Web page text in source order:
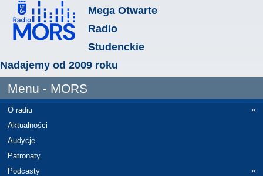
Mega Otwarte
Radio
Studenckie
Nadajemy od 2009 roku
Menu - MORS
O radiu
»
Aktualności
Audycje
Patronaty
Podcasty
»